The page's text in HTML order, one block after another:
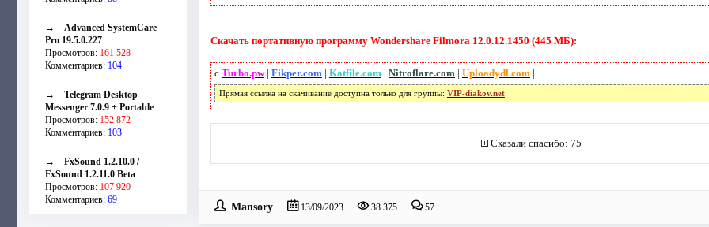
→ Advanced SystemCare
Pro 19.5.0.227
Просмотров: 161 528
Комментариев: 104
→ Telegram Desktop
Messenger 7.0.9 + Portable
Просмотров: 152 872
Комментариев: 103
→ FxSound 1.2.10.0 /
FxSound 1.2.11.0 Beta
Просмотров: 107 920
Комментариев: 69
Скачать портативную программу Wondershare Filmora 12.0.12.1450 (445 МБ):
с Turbo.pw| Fikper.com | Katfile.com | Nitroflare.com | Uploadydl.com |
Прямая ссылка на скачивание доступна только для группы: VIP-diakov.net
Сказали спасибо: 75
Mansory 13/09/2023 38 375 57